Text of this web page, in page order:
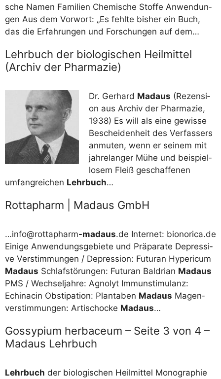
sche Namen Fami­li­en Che­mi­sche Stof­fe Anwen­dun­
gen Aus dem Vor­wort: „Es fehl­te bis­her ein Buch,
das die Erfah­run­gen und For­schun­gen auf dem…
Lehrbuch der biologischen Heilmittel
(Archiv der Pharmazie)
Dr. Ger­hard Mad­aus (Rezen­si­
on aus Archiv der Phar­ma­zie,
1938) Es will als eine gewis­se
Beschei­den­heit des Ver­fas­sers
anmu­ten, wenn er sei­nem mit
jah­re­lan­ger Mühe und bei­spiel­
lo­sem Fleiß geschaf­fe­nen
umfang­rei­chen Lehr­buch…
Rottapharm | Madaus GmbH
…info@rottapharm-mad­aus.de Inter­net: bionorica.de
Eini­ge Anwen­dungs­ge­bie­te und Prä­pa­ra­te Depres­si­
ve Ver­stim­mun­gen /​​ Depres­si­on: Fut­uran Hyperi­cum
Mad­aus Schlaf­stö­run­gen: Fut­uran Bal­dri­an Mad­aus
PMS /​​ Wech­sel­jah­re: Agno­lyt Immun­sti­mu­lanz:
Echinacin Obs­ti­pa­ti­on: Plant­aben Mad­aus Magen­
ver­stim­mun­gen: Arti­scho­cke Mad­aus…
Gossypium herbaceum – Seite 3 von 4 –
Madaus Lehrbuch
Lehr­buch der bio­lo­gi­schen Heil­mit­tel Mono­gra­phie